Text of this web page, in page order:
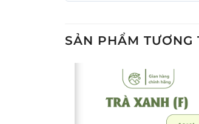
SẢN PHẨM TƯƠNG
Add to